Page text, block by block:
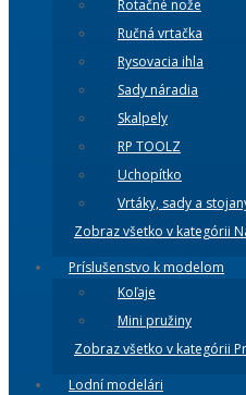
Rotačné nože
Ručná vrtačka
Rysovacia ihla
Sady náradia
Skalpely
RP TOOLZ
Uchopítko
Vrtáky, sady a
Zobraz všetko v kategórii
Príslušenstvo k modelom
Koľaje
Mini pružiny
Zobraz všetko v kategórii
Lodní modelári